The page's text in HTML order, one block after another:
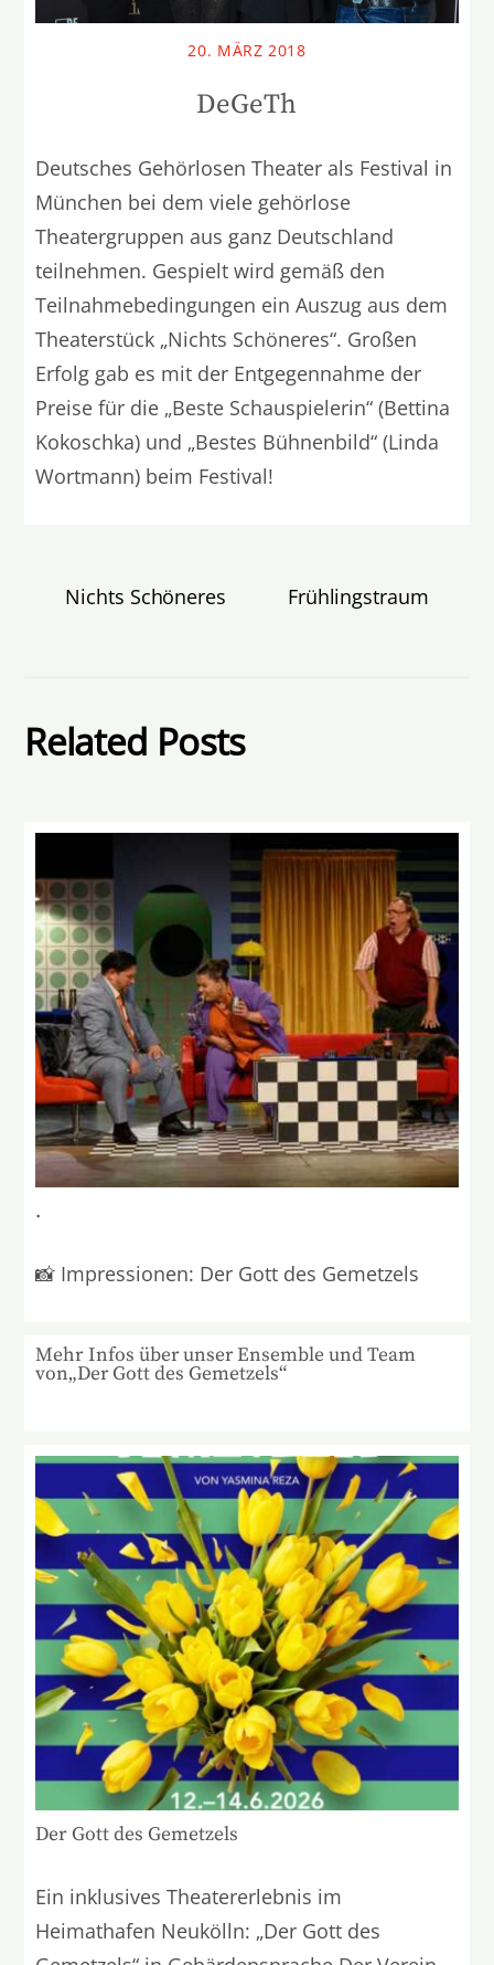
20. MÄRZ 2018
DeGeTh
Deutsches Gehörlosen Theater als Festival in
München bei dem viele gehörlose
Theatergruppen aus ganz Deutschland
teilnehmen. Gespielt wird gemäß den
Teilnahmebedingungen ein Auszug aus dem
Theaterstück „Nichts Schöneres“. Großen
Erfolg gab es mit der Entgegennahme der
Preise für die „Beste Schauspielerin“ (Bettina
Kokoschka) und „Bestes Bühnenbild“ (Linda
Wortmann) beim Festival!
Nichts Schöneres Frühlingstraum
Related Posts
.
📸 Impressionen: Der Gott des Gemetzels
Mehr Infos über unser Ensemble und Team
von„Der Gott des Gemetzels“
Der Gott des Gemetzels
Ein inklusives Theatererlebnis im
Heimathafen Neukölln: „Der Gott des